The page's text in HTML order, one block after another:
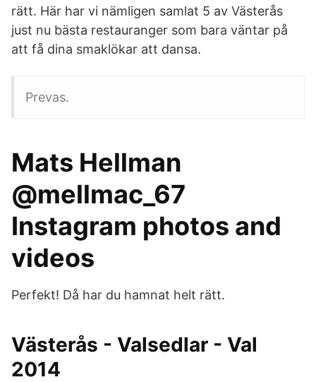
rätt. Här har vi nämligen samlat 5 av Västerås
just nu bästa restauranger som bara väntar på
att få dina smaklökar att dansa.
Prevas.
Mats Hellman
@mellmac_67
Instagram photos and
videos
Perfekt! Då har du hamnat helt rätt.
Västerås - Valsedlar - Val
2014